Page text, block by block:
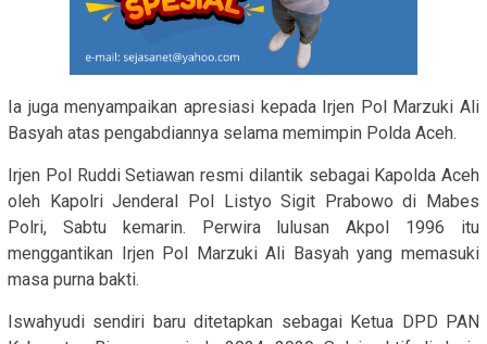
Ia juga menyampaikan apresiasi kepada Irjen Pol Marzuki Ali
Basyah atas pengabdiannya selama memimpin Polda Aceh.
Irjen Pol Ruddi Setiawan resmi dilantik sebagai Kapolda Aceh
oleh Kapolri Jenderal Pol Listyo Sigit Prabowo di Mabes
Polri, Sabtu kemarin. Perwira lulusan Akpol 1996 itu
menggantikan Irjen Pol Marzuki Ali Basyah yang memasuki
masa purna bakti.
Iswahyudi sendiri baru ditetapkan sebagai Ketua DPD PAN